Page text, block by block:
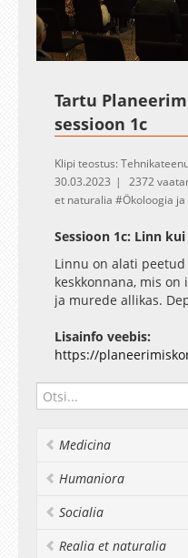
UnmuteLoaded
0.38%
Tartu
sessioon 1c
Klipi teostus:
30.03.2023
2372
et naturalia
Ökoloogia
Sessioon 1c: Linn
Linnu on alati
keskkonnana, mis
ja murede allikas.
elurikkale ja
peab linnast igal
Oleme aga praegu
suurem osa inimesi
monotoonne
vaheldusrikkust. Ehk
Sessioon näitab, et
vääriselupaika.
Lisainfo veebis:
https://
Medicina
Humaniora
Socialia
Realia et naturalia